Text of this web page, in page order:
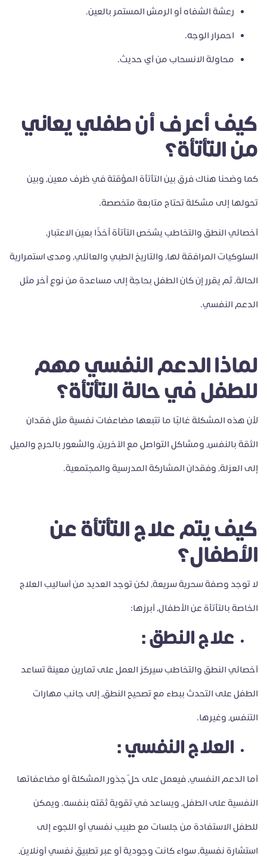
رعشة الشفاه أو الرمش المستمر بالعين.
احمرار الوجه.
محاولة الانسحاب من أي حديث.
كيف أعرف أن طفلي يعاني
من التأتأة؟
كما وضحنا هناك فرق بين التأتأة المؤقتة في ظرف معين، وبين
تحولها إلى مشكلة تحتاج متابعة متخصصة.
أخصائي النطق والتخاطب يشخص التأتأة آخذًا بعين الاعتبار،
السلوكيات المرافقة لها، والتاريخ الطبي والعائلي، ومدى استمرارية
الحالة، ثم يقرر إن كان الطفل بحاجة إلى مساعدة من نوع آخر مثل
الدعم النفسي.
لماذا الدعم النفسي مهم
للطفل في حالة التأتأة؟
لأن هذه المشكلة غالبًا ما تتبعها مضاعفات نفسية مثل فقدان
الثقة بالنفس، ومشاكل التواصل مع الآخرين، والشعور بالحرج والميل
إلى العزلة، وفقدان المشاركة المدرسية والمجتمعية.
كيف يتم علاج التأتأة عن
الأطفال؟
لا توجد وصفة سحرية سريعة، لكن توجد العديد من أساليب العلاج
الخاصة بالتأتأة عن الأطفال، أبرزها:
علاج النطق :
أخصائي النطق والتخاطب سيركز العمل على تمارين معينة تساعد
الطفل على التحدث ببطء مع تصحيح النطق، إلى جانب مهارات
التنفس، وغيرها.
العلاج النفسي :
أما الدعم النفسي، فيعمل على حلّ جذور المشكلة أو مضاعفاتها
النفسية على الطفل، ويساعد في تقوية ثقته بنفسه. ويمكن
للطفل الاستفادة من جلسات مع طبيب نفسي أو اللجوء إلى
استشارة نفسية، سواء كانت وجودية أو عبر تطبيق نفسي أونلاين،